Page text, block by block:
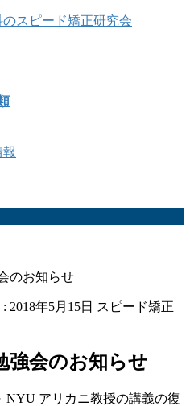
のお知らせ
: 2018年5月15日 スピード矯正
強会のお知らせ
NYU アリカニ教授の講義の復